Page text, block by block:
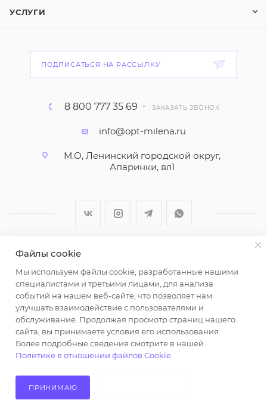
УСЛУГИ
ПОДПИСАТЬСЯ НА РАССЫЛКУ
8 800 777 35 69 ЗАКАЗАТЬ ЗВОНОК
info@opt-milena.ru
М.О, Ленинский городской округ,
Апаринки, вл1
2026 © ООО "Вайт Текстиль групп"
Любая информация на сайте носит справочный
характер и не является публичной офертой
определяемой положениями пункта 2 статьи 437
Гражданского кодекса Российской Федерации.
Использование любых материалов, опубликованных
на https://opt-milena.ru, допустимо только при
наличии письменного разрешения редакции и
активной ссылки на https://opt-milena.ru
Файлы cookie
Мы используем файлы cookie, разработанные нашими
специалистами и третьими лицами, для анализа
событий на нашем веб-сайте, что позволяет нам
улучшать взаимодействие с пользователями и
обслуживание. Продолжая просмотр страниц нашего
сайта, вы принимаете условия его использования.
Более подробные сведения смотрите в нашей
Политике в отношении файлов Cookie
ПРИНИМАЮ